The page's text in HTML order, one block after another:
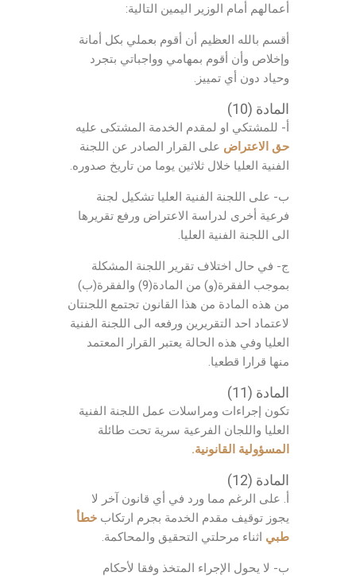
أعمالهم أمام الوزير اليمين التالية:
أقسم بالله العظيم أن أقوم بعملي بكل أمانة
وإخلاص وأن أقوم بمهامي وواجباتي بتجرد
وحياد دون أي تمييز.
المادة (10)
أ- للمشتكي او لمقدم الخدمة المشتكى عليه
حق الاعتراض على القرار الصادر عن اللجنة
الفنية العليا خلال ثلاثين يوما من تاريخ صدوره.
ب- على اللجنة الفنية العليا تشكيل لجنة
فرعية أخرى لدراسة الاعتراض ورفع تقريرها
الى اللجنة الفنية العليا.
ج- في حال اختلاف تقرير اللجنة المشكلة
بموجب الفقرة(و) من المادة(9) والفقرة(ب)
من هذه المادة من هذا القانون تجتمع اللجنتان
لاعتماد احد التقريرين ورفعه الى اللجنة الفنية
العليا وفي هذه الحالة يعتبر القرار المعتمد
منها قرارا قطعيا.
المادة (11)
تكون إجراءات ومراسلات عمل اللجنة الفنية
العليا واللجان الفرعية سرية تحت طائلة
المسؤولية القانونية.
المادة (12)
أ. على الرغم مما ورد في أي قانون آخر لا
يجوز توقيف مقدم الخدمة بجرم ارتكاب خطأ
طبي اثناء مرحلتي التحقيق والمحاكمة.
ب- لا يحول الإجراء المتخذ وفقا لأحكام